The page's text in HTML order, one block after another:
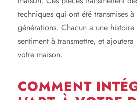
techniques qui ont été transmises à
générations. Chacun a une
sentiment à transmettre, et
votre maison.
COMMENT